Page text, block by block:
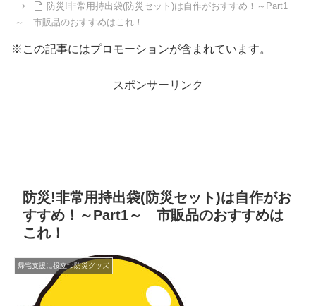
防災!非常用持出袋(防災セット)は自作がおすすめ！～Part1
～ 市販品のおすすめはこれ！
※この記事にはプロモーションが含まれています。
スポンサーリンク
防災!非常用持出袋(防災セット)は自作がお
すすめ！～Part1～ 市販品のおすすめは
これ！
帰宅支援に役立つ防災グッズ